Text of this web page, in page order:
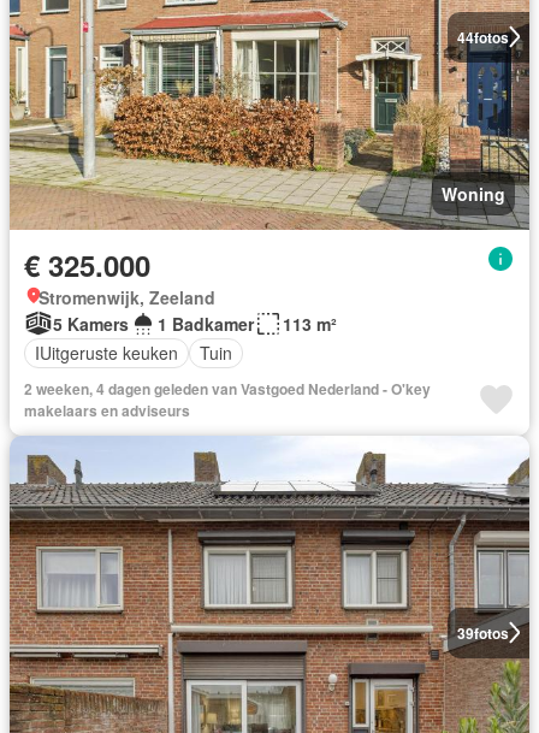
44fotos
Woning
€ 325.000
Stromenwijk, Zeeland
5 Kamers
1 Badkamer
113 m²
IUitgeruste keuken
Tuin
2 weeken, 4 dagen geleden van Vastgoed Nederland - O'key
makelaars en adviseurs
39fotos